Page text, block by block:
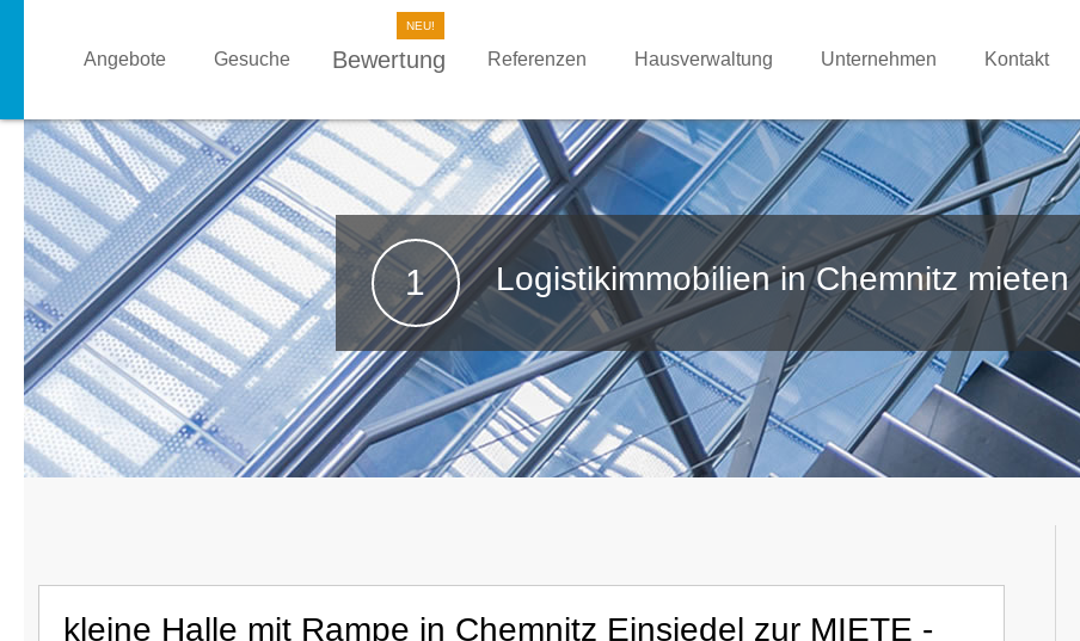
Angebote Gesuche Bewertung Referenzen Hausverwaltung Unternehmen Kontakt
1 Logistikimmobilien in Chemnitz mieten
kleine Halle mit Rampe in Chemnitz Einsiedel zur MIETE -